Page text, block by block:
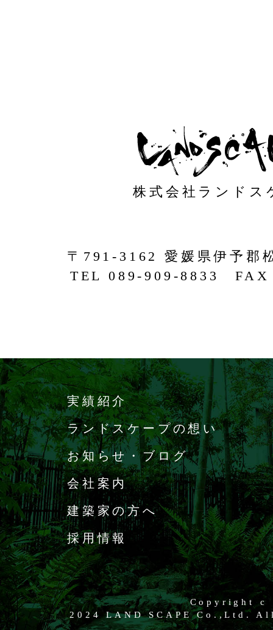
〒791-3162 愛媛県伊予郡
TEL 089-909-8833 FAX
株式会社ランドス
実績紹介
ランドスケープの想い
お知らせ・ブログ
会社案内
建築家の方へ
採用情報
Copyright c
2024 LAND SCAPE Co.,Ltd.